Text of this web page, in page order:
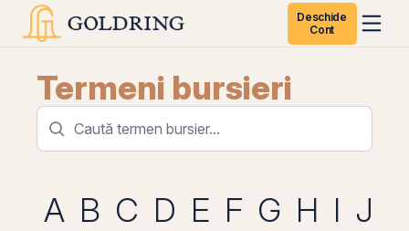
Deschide
Cont
Termeni bursieri
A B C D E F G H I J